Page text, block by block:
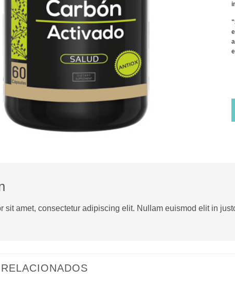
sit amet, consectetur adipiscing elit. Nullam euismod elit in